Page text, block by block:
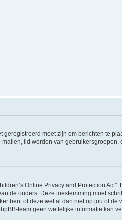
geregistreerd moet zijn om berichten te
lid worden van
Online Privacy and Protection
de ouders. Deze toestemming moet
bent of deze wet al dan niet op jou of
team geen wettelijke informatie kan